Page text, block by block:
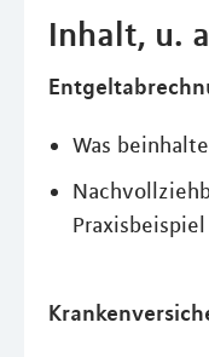
Inhalt, u.
Was